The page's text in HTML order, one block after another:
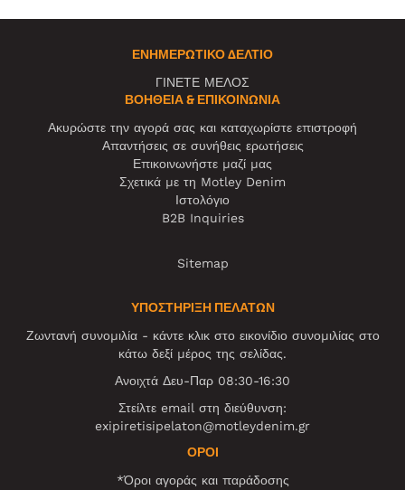
ΕΝΗΜΕΡΩΤΙΚΌ ΔΕΛΤΊΟ
ΓΙΝΕΤΕ ΜΕΛΟΣ
ΒΟΉΘΕΙΑ & ΕΠΙΚΟΙΝΩΝΊΑ
Ακυρώστε την αγορά σας και καταχωρίστε επιστροφή
Απαντήσεις σε συνήθεις ερωτήσεις
Επικοινωνήστε μαζί μας
Σχετικά με τη Motley Denim
Ιστολόγιο
B2B Inquiries
Sitemap
ΥΠΟΣΤΗΡΙΞΗ ΠΕΛΑΤΩΝ
Ζωντανή συνομιλία - κάντε κλικ στο εικονίδιο συνομιλίας στο
κάτω δεξί μέρος της σελίδας.
Ανοιχτά Δευ-Παρ 08:30-16:30
Στείλτε email στη διεύθυνση:
exipiretisipelaton@motleydenim.gr
ΌΡΟΙ
*Όροι αγοράς και παράδοσης